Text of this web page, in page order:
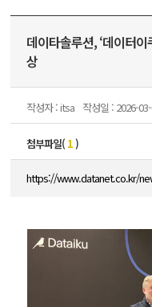
데이타솔루션, ‘데이터
상
작성자 : itsa 작성일 : 2026-
첨부파일( 1 )
https://www.datanet.co.kr/